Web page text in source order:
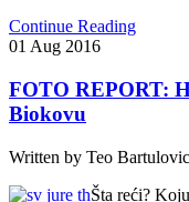
Continue Reading
01 Aug 2016
FOTO REPORT:
Biokovu
Written by Teo
Šta reći?